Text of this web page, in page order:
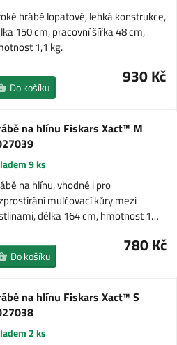
hrábě lopatové, lehká konstrukce,
150 cm, pracovní šířka 48 cm,
1,1 kg.
930 Kč
Do košíku
na hlínu Fiskars Xact™ M
9 ks
na hlínu, vhodné i pro
mulčovací kůry mezi
délka 164 cm, hmotnost 1…
780 Kč
Do košíku
na hlínu Fiskars Xact™ S
2 ks